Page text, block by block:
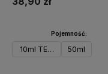
Pojemność:
10ml TESTER 50ml